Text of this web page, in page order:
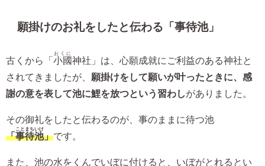
願掛けのお礼をしたと伝わる「事待池」
古くから「 小國
おくに
神社」は、心願成就にご利益のある神社と
されてきましたが、 願掛けをして願いが叶ったときに、感
謝の意を表して池に鯉を放つという習わしがありました。
その御礼をしたと伝わるのが、事のままに待つ池
「事待池
ことまちいけ
」です。
また、池の水をくんでいぼに付けると、いぼがとれるとい